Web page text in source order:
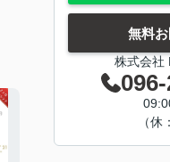
無料
株式会社
（休